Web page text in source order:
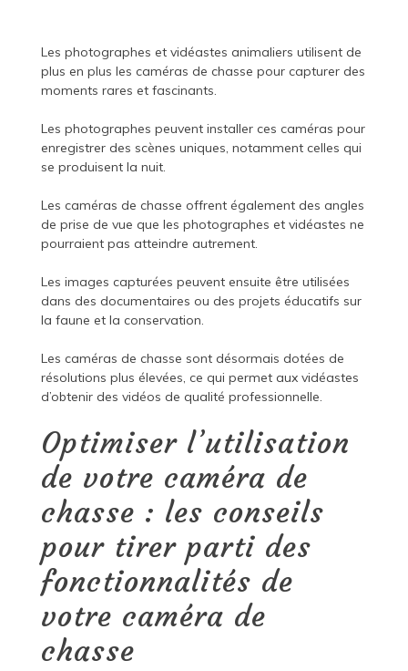
Les photographes et vidéastes animaliers utilisent de
plus en plus les caméras de chasse pour capturer des
moments rares et fascinants.
Les photographes peuvent installer ces caméras pour
enregistrer des scènes uniques, notamment celles qui
se produisent la nuit.
Les caméras de chasse offrent également des angles
de prise de vue que les photographes et vidéastes ne
pourraient pas atteindre autrement.
Les images capturées peuvent ensuite être utilisées
dans des documentaires ou des projets éducatifs sur
la faune et la conservation.
Les caméras de chasse sont désormais dotées de
résolutions plus élevées, ce qui permet aux vidéastes
d’obtenir des vidéos de qualité professionnelle.
Optimiser l’utilisation
de votre caméra de
chasse : les conseils
pour tirer parti des
fonctionnalités de
votre caméra de
chasse